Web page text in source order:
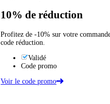
10% de réduction
Profitez de -10% sur votre
code réduction.
Validé
Code promo
Voir le code promo